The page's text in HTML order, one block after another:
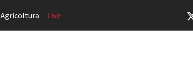
Agricoltura Live